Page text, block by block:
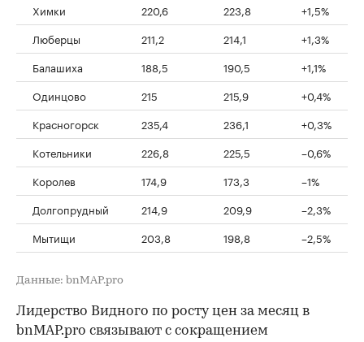
Химки
220,6 223,8
+1,5%
Люберцы
211,2 214,1
+1,3%
Балашиха
188,5 190,5
+1,1%
Одинцово
215 215,9
+0,4%
Красногорск
235,4 236,1
+0,3%
Котельники
226,8 225,5
–0,6%
Королев
174,9 173,3
–1%
Долгопрудный
214,9 209,9
–2,3%
Мытищи
203,8 198,8 –2,5%
Данные: bnMAP.pro
Лидерство Видного по росту цен за месяц в
bnMAP.pro связывают с сокращением